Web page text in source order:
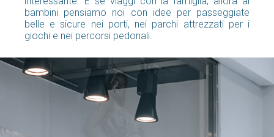
bambini pensiamo noi con idee per passeggiate
belle e sicure nei porti, nei parchi attrezzati per i
giochi e nei percorsi pedonali.